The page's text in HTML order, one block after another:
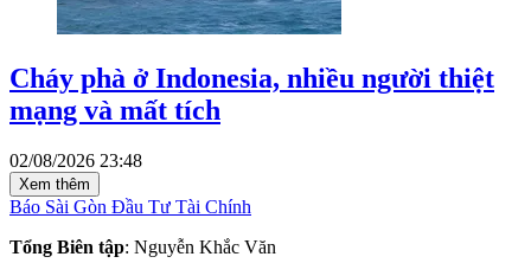
Cháy phà ở Indonesia, nhiều người thiệt
mạng và mất tích
02/08/2026 23:48
Xem thêm
Báo Sài Gòn Đầu Tư Tài Chính
Tổng Biên tập: Nguyễn Khắc Văn